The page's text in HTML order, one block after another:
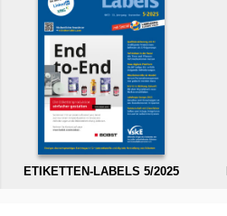
ETIKETTEN-LABELS 5/2025